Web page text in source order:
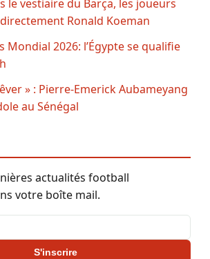
le vestiaire du Barça, les joueurs
Ronald Koeman
Mondial 2026: l’Égypte se qualifie
» : Pierre-Emerick Aubameyang
au Sénégal
actualités football
votre boîte mail.
S'inscrire